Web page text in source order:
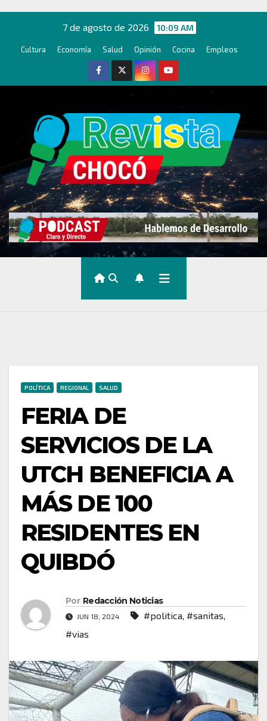
contenido
7 de agosto de 2026 10:09 AM
Cultura Economía Salud Opinión Cocina Empleos
POLÍTICA REGIONAL SALUD
FERIA DE
SERVICIOS DE LA
UTCH BENEFICIA A
MÁS DE 100
RESIDENTES EN
QUIBDÓ
Por Redacción Noticias
JUN 18, 2024 #politica, #sanitas,
#vias